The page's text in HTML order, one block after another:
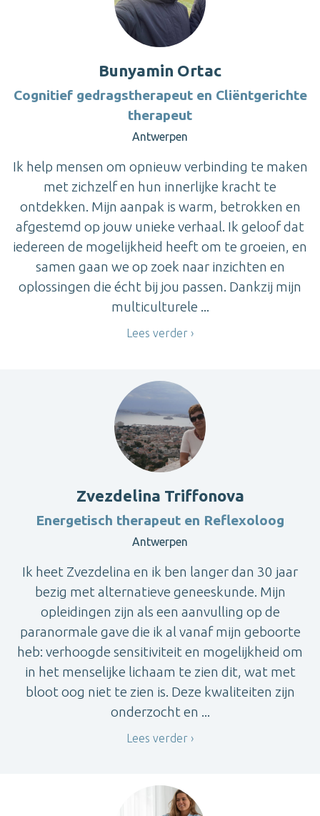
Bunyamin Ortac
Cognitief gedragstherapeut en Cliëntgerichte
therapeut
Antwerpen
Ik help mensen om opnieuw verbinding te maken
met zichzelf en hun innerlijke kracht te
ontdekken. Mijn aanpak is warm, betrokken en
afgestemd op jouw unieke verhaal. Ik geloof dat
iedereen de mogelijkheid heeft om te groeien, en
samen gaan we op zoek naar inzichten en
oplossingen die écht bij jou passen. Dankzij mijn
multiculturele ...
Lees verder
Zvezdelina Triffonova
Energetisch therapeut en Reflexoloog
Antwerpen
Ik heet Zvezdelina en ik ben langer dan 30 jaar
bezig met alternatieve geneeskunde. Mijn
opleidingen zijn als een aanvulling op de
paranormale gave die ik al vanaf mijn geboorte
heb: verhoogde sensitiviteit en mogelijkheid om
in het menselijke lichaam te zien dit, wat met
bloot oog niet te zien is. Deze kwaliteiten zijn
onderzocht en ...
Lees verder